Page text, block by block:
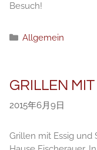
Besuch!
分
Allgemein
GRILLEN
2015年6月9日
Grillen mit Essig und